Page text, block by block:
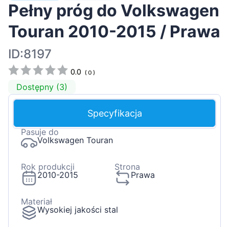
Pełny próg do Volkswagen
Touran 2010-2015 / Prawa
ID:8197
0.0 (0 )
Dostępny (3)
Specyfikacja
Pasuje do
Volkswagen Touran
Rok produkcji
2010-2015
Strona
Prawa
Materiał
Wysokiej jakości stal